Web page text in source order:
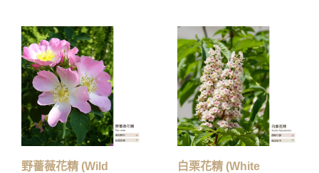
野薔薇花精 (Wild
白栗花精 (White